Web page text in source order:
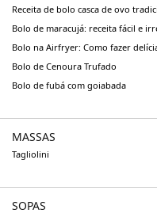
Receita de bolo casca de ovo
Bolo de maracujá: receita fácil e
Bolo na Airfryer: Como fazer
Bolo de Cenoura Trufado
Bolo de fubá com goiabada
MASSAS
Tagliolini
SOPAS